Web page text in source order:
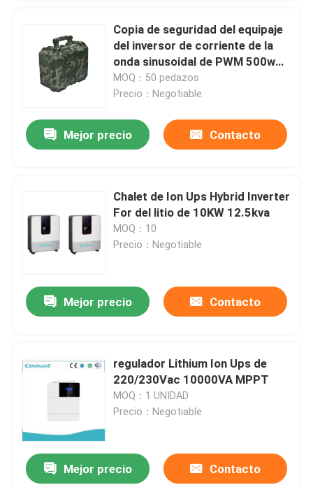
Contactos
Productos
fuente de alimentación del soporte de estante
Fuente de alimentación de las telecomunicaciones
Data Center modular micro
Copia de seguridad del equipaje
del inversor de corriente de la
onda sinusoidal de PWM 500w
12v53ah
MOQ：50 pedazos
Precio：Negotiable
Mejor precio Contacto
Chalet de Ion Ups Hybrid Inverter
For del litio de 10KW 12.5kva
MOQ：10
Precio：Negotiable
Mejor precio Contacto
regulador Lithium Ion Ups de
220/230Vac 10000VA MPPT
MOQ：1 UNIDAD
Precio：Negotiable
Mejor precio Contacto